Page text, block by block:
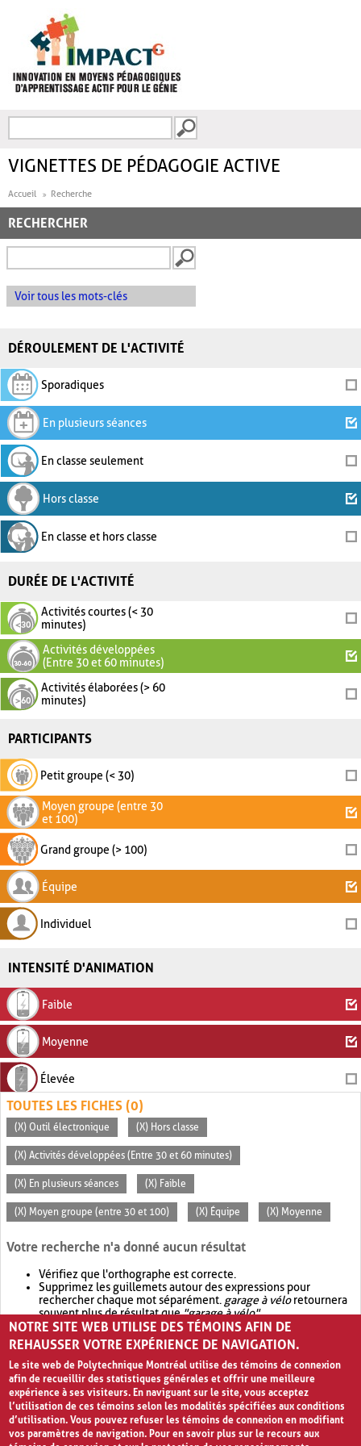
FORMULAIRE DE
VIGNETTES DE PÉDAGOGIE ACTIVE
Accueil Recherche
RECHERCHER
Voir tous les mots-clés
DÉROULEMENT DE L'ACTIVITÉ
Sporadiques
En plusieurs séances
En classe seulement
Hors classe
En classe et hors classe
DURÉE DE L'ACTIVITÉ
Activités courtes (< 30
minutes)
Activités développées
(Entre 30 et 60 minutes)
Activités élaborées (> 60
minutes)
PARTICIPANTS
Petit groupe (< 30)
Moyen groupe (entre 30
et 100)
Grand groupe (> 100)
Équipe
Individuel
INTENSITÉ D'ANIMATION
Faible
Moyenne
Élevée
TOUTES LES FICHES (0)
(X) Outil électronique (X) Hors classe
(X) Activités développées (Entre 30 et 60 minutes)
(X) En plusieurs séances (X) Faible
(X) Moyen groupe (entre 30 et 100) (X) Équipe (X) Moyenne
Votre recherche n'a donné aucun résultat
Vérifiez que l'orthographe est correcte.
Supprimez les guillemets autour des expressions pour
rechercher chaque mot séparément. garage à véloretournera
souvent plus de résultat que"garage à vélo".
Envisagez d'élargir votre recherche avec OR.garage OR vélo
retournera souvent plus de résultat quegarage à vélo
NOTRE SITE WEB UTILISE DES TÉMOINS AFIN DE
REHAUSSER VOTRE EXPÉRIENCE DE NAVIGATION.
Le site web de Polytechnique Montréal utilise des témoins de connexion
afin de recueillir des statistiques générales et offrir une meilleure
expérience à ses visiteurs. En naviguant sur le site, vous acceptez
l’utilisation de ces témoins selon les modalités spécifiées aux conditions
d’utilisation. Vous pouvez refuser les témoins de connexion en modifiant
vos paramètres de navigation. Pour en savoir plus sur le recours aux